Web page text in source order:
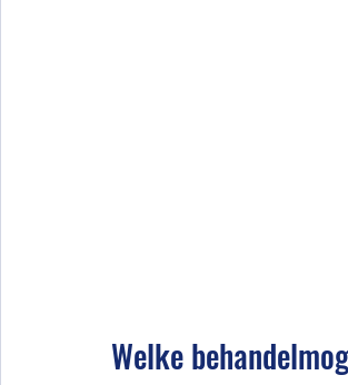
Welke